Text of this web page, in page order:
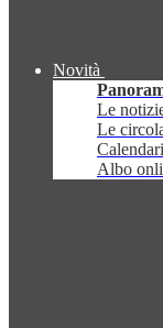
Novità
Le
Le
Albo